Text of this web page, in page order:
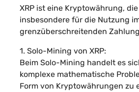
XRP ist eine Kryptowährung,
insbesondere für die Nutzung
grenzüberschreitenden
1. Solo-Mining von XRP:
Beim Solo-Mining handelt es
komplexe mathematische
Form von Kryptowährungen zu